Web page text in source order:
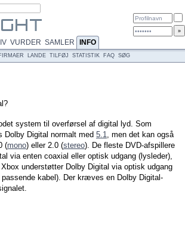
VURDER SAMLER INFO
LANDE TILFØJ STATISTIK FAQ SØG
system til overførsel af digital lyd. Som
Dolby Digital normalt med 5.1, men det kan også
(mono) eller 2.0 (stereo). De fleste DVD-afspillere
via enten coaxial eller optisk udgang (lysleder),
understøtter Dolby Digital via optisk udgang
kabel). Der kræves en Dolby Digital-